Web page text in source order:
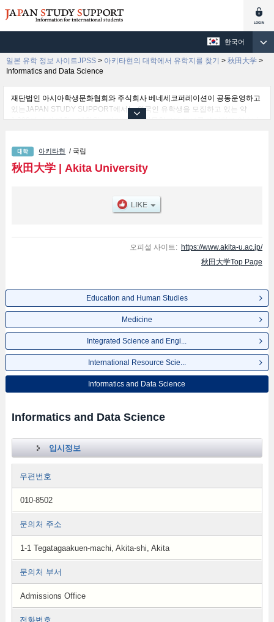
한국어
일본 유학 정보 사이트JPSS > 아키타현의 대학에서 유학지를 찾기 > 秋田大学 >
Informatics and Data Science
재단법인 아시아학생문화협회와 주식회사 베네세코퍼레이션이 공동운영하고
있는JAPAN STUDY SUPPORT에서는 외국인 유학생을 모집하고 있는 약
1,300여 개의 대학・대학원・단기대학・전문학교의 정보를 게재하고 있습니
Human Studies 학부및Medicine 학부및Integrated Science and Engineering
for Environments 학부및International Resource Sciences 학부및Informatics
and Data Science 학부 등의 학부별 정보, 모집정원과 합격자수 등의 입시정
고 있으므로 많이 이용해 주시기 바랍니다.
아키타현 / 국립
秋田大学| Akita University
오피셜 사이트: https://www.akita-u.ac.jp/
秋田大学Top Page
Education and Human Studies
Medicine
Integrated Science and Engi...
International Resource Scie...
Informatics and Data Science
Informatics and Data Science
입시정보
우편번호
010-8502
문의처 주소
1-1 Tegatagaakuen-machi, Akita-shi, Akita
문의처 부서
Admissions Office
전화번호